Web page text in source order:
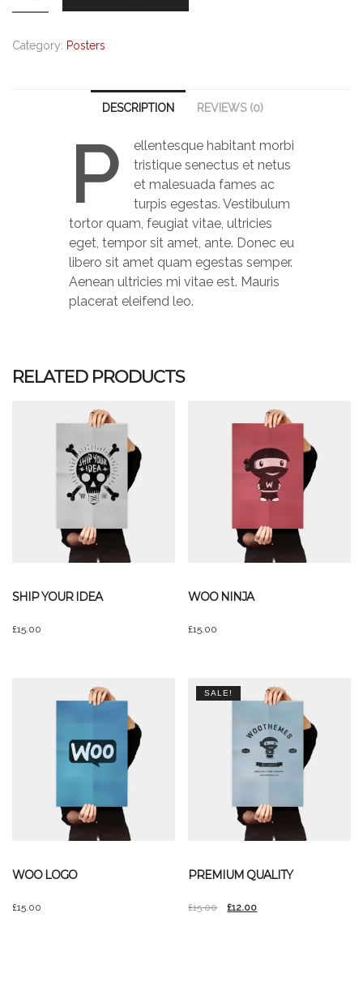
Category: Posters
DESCRIPTION REVIEWS (0)
P
ellentesque habitant morbi
tristique senectus et netus
et malesuada fames ac
turpis egestas. Vestibulum
tortor quam, feugiat vitae, ultricies
eget, tempor sit amet, ante. Donec eu
libero sit amet quam egestas semper.
Aenean ultricies mi vitae est. Mauris
placerat eleifend leo.
RELATED PRODUCTS
SHIP YOUR IDEA
£15.00
WOO NINJA
£15.00
WOO LOGO
£15.00
SALE!
PREMIUM QUALITY
£15.00 £12.00